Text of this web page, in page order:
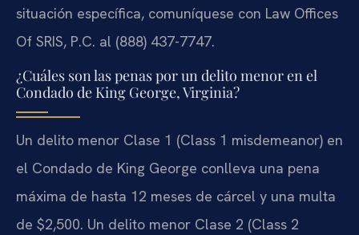
situación específica, comuníquese con Law Offices
Of SRIS, P.C. al (888) 437-7747.
¿Cuáles son las penas por un delito menor en el
Condado de King George, Virginia?
Un delito menor Clase 1 (Class 1 misdemeanor) en
el Condado de King George conlleva una pena
máxima de hasta 12 meses de cárcel y una multa
de $2,500. Un delito menor Clase 2 (Class 2